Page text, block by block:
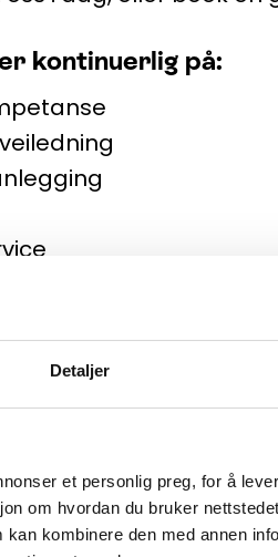
Detaljer
et personlig preg, for å
om hvordan du bruker
kombinere den med annen
kontinuerlig på:
firma i Trysil og
områder er:
installasjoner